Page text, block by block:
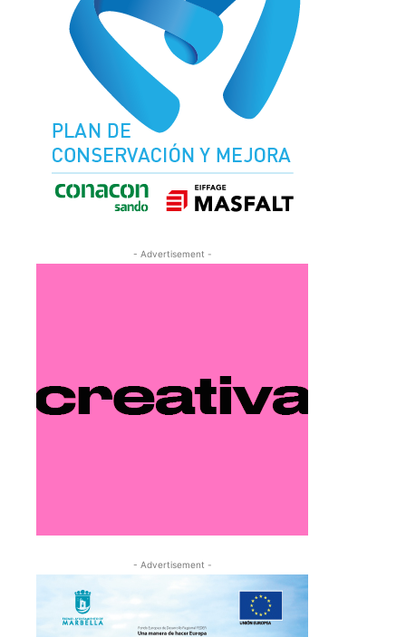
- Advertisement -
- Advertisement -